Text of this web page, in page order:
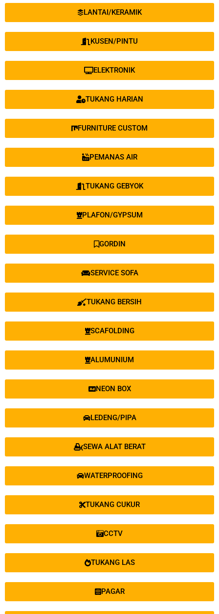
LANTAI/KERAMIK
KUSEN/PINTU
ELEKTRONIK
TUKANG HARIAN
FURNITURE CUSTOM
PEMANAS AIR
TUKANG GEBYOK
PLAFON/GYPSUM
GORDIN
SERVICE SOFA
TUKANG BERSIH
SCAFOLDING
ALUMUNIUM
NEON BOX
LEDENG/PIPA
SEWA ALAT BERAT
WATERPROOFING
TUKANG CUKUR
CCTV
TUKANG LAS
PAGAR